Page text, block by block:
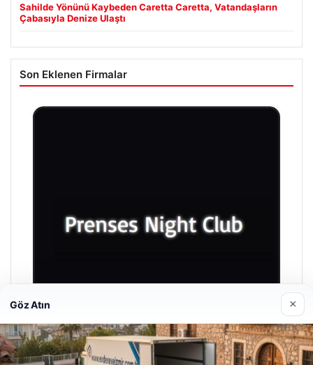
Sahilde Yönünü Kaybeden Caretta Caretta, Vatandaşların
Çabasıyla Denize Ulaştı
Son Eklenen Firmalar
Göz Atın ×